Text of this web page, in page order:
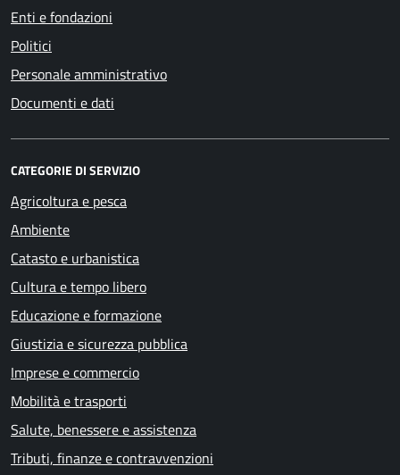
Enti e fondazioni
Politici
Personale amministrativo
Documenti e dati
CATEGORIE DI SERVIZIO
Agricoltura e pesca
Ambiente
Catasto e urbanistica
Cultura e tempo libero
Educazione e formazione
Giustizia e sicurezza pubblica
Imprese e commercio
Mobilità e trasporti
Salute, benessere e assistenza
Tributi, finanze e contravvenzioni